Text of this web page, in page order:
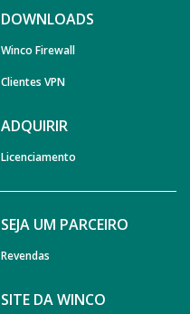
DOWNLOADS
Winco Firewall
Clientes VPN
ADQUIRIR
Licenciamento
SEJA UM PARCEIRO
Revendas
SITE DA WINCO